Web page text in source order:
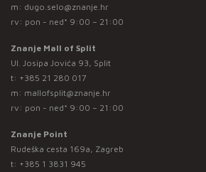
m: dugo.selo@znanje.hr
rv: pon - ned* 9:00 – 21:00
Znanje Mall of Split
Ul. Josipa Jovića 93, Split
t: +385 21 280 017
m: mallofsplit@znanje.hr
rv: pon - ned* 9:00 – 21:00
Znanje Point
Rudeška cesta 169a, Zagreb
t: +385 1 3831 945